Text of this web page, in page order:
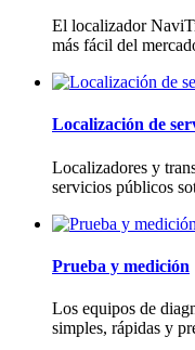
El localizador
más fácil del
Localización de
Localizadores y
servicios públicos
Prueba y medición
Los equipos de
simples, rápidas y